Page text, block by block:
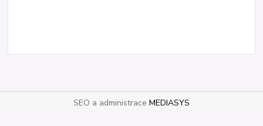
SEO a administrace MEDIASYS